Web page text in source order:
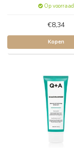
Op voorraad
€8,34
Kopen